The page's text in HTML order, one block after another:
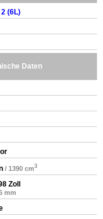
(6L)
Daten
/ 1390 cm3
Zoll
mm